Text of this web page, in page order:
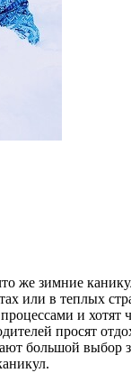
же зимние
или в теплых
и хотят
просят
большой выбор